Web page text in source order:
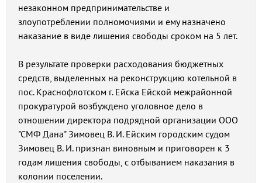
незаконном предпринимательстве и
злоупотреблении полномочиями и ему назначено
наказание в виде лишения свободы сроком на 5 лет.
В результате проверки расходования бюджетных
средств, выделенных на реконструкцию котельной в
пос. Краснофлотском г. Ейска Ейской межрайонной
прокуратурой возбуждено уголовное дело в
отношении директора подрядной организации ООО
"СМФ Дана" Зимовец В. И. Ейским городским судом
Зимовец В. И. признан виновным и приговорен к 3
годам лишения свободы, с отбыванием наказания в
колонии поселении.